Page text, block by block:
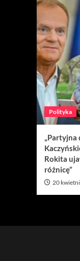
Polityka
„Partyjna
Rokita
różnicę”
20